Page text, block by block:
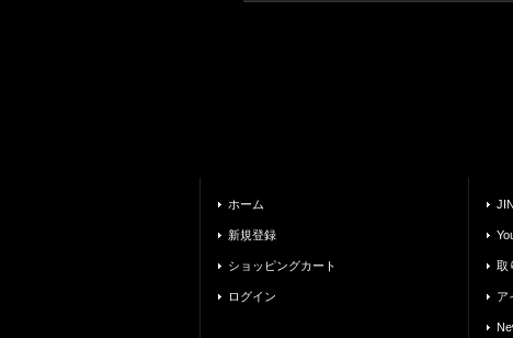
ホーム
新規登録
ショッピングカート
ログイン
取
ア